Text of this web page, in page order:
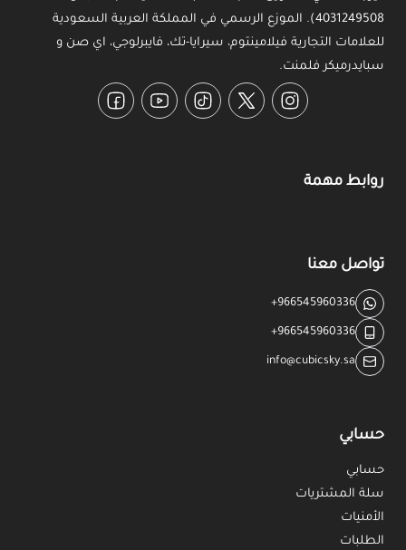
4031249508). الموزع الرسمي في المملكة العربية السعودية
للعلامات التجارية فيلامينتوم، سيرايا-تك، فايبرلوجي، اي صن و
سبايدرميكر فلمنت.
Instagram
Twitter
TikTok
YouTube
Facebook
روابط مهمة
تواصل معنا
+966545960336
+966545960336
info@cubicsky.sa
حسابي
حسابي
سلة المشتريات
الأمنيات
الطلبات